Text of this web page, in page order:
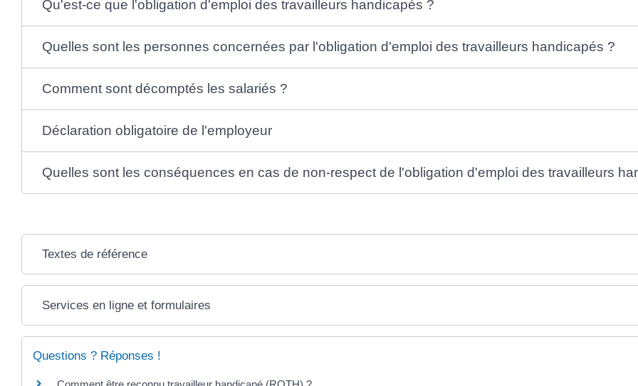
Qu'est-ce que l'obligation d'emploi des travailleurs handicapés ?
Quelles sont les personnes concernées par l'obligation d'emploi des travailleurs handicapés ?
Comment sont décomptés les salariés ?
Déclaration obligatoire de l'employeur
Quelles sont les conséquences en cas de non-respect de l'obligation d'emploi des travailleurs
Textes de référence
Services en ligne et formulaires
Questions ? Réponses !